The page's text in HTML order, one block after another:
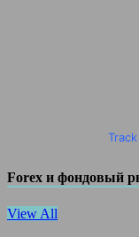
Forex и фондовый
View All